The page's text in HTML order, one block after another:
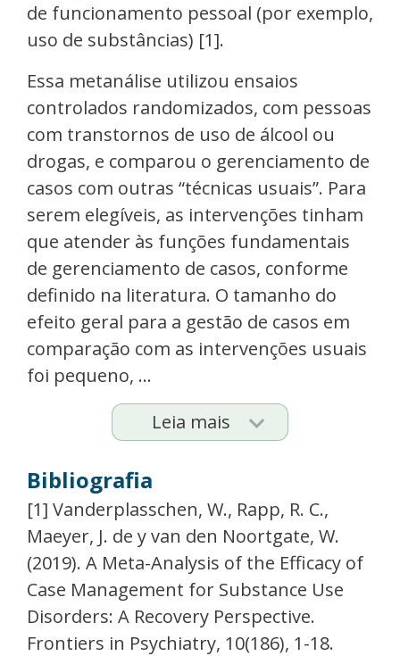
de funcionamento pessoal (por exemplo,
uso de substâncias) [1].
Essa metanálise utilizou ensaios
controlados randomizados, com pessoas
com transtornos de uso de álcool ou
drogas, e comparou o gerenciamento de
casos com outras “técnicas usuais”. Para
serem elegíveis, as intervenções tinham
que atender às funções fundamentais
de gerenciamento de casos, conforme
definido na literatura. O tamanho do
efeito geral para a gestão de casos em
comparação com as intervenções usuais
foi pequeno, ...
Leia mais
Bibliografia
[1] Vanderplasschen, W., Rapp, R. C.,
Maeyer, J. de y van den Noortgate, W.
(2019). A Meta-Analysis of the Efficacy of
Case Management for Substance Use
Disorders: A Recovery Perspective.
Frontiers in Psychiatry, 10(186), 1-18.